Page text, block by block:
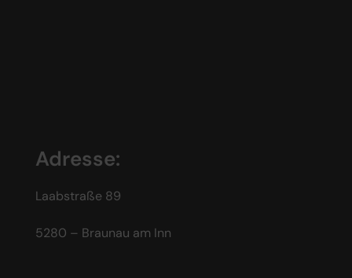
Adresse:
Laabstraße 89
5280 – Braunau am Inn